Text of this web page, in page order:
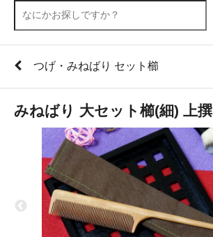
つげ・みねばり セット櫛
みねばり 大セット櫛(細) 上撰